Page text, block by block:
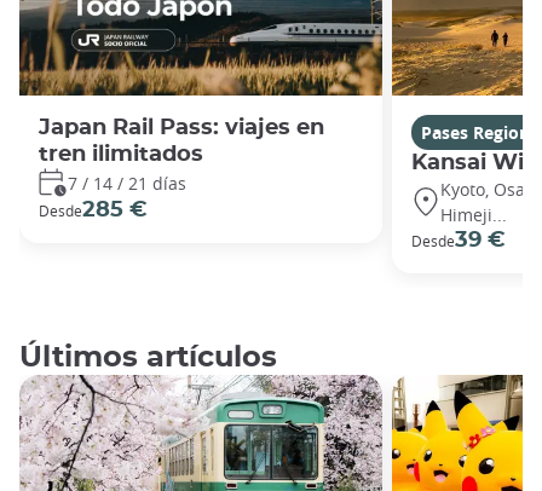
Japan Rail Pass: viajes en
tren ilimitados
7 / 14 / 21 días
Desde285 €
Pases
Kansai
Kyoto,
Himeji...
Desde39 €
Últimos artículos